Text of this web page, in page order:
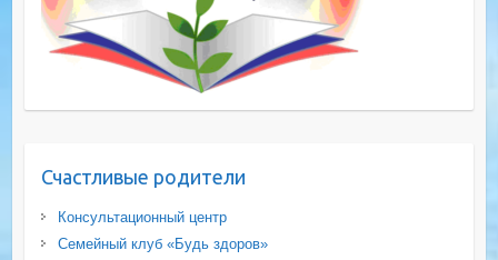
Счастливые родители
Консультационный центр
Семейный клуб «Будь здоров»